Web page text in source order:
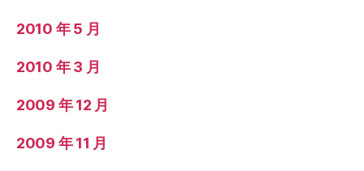
2010 年 5 月
2010 年 3 月
2009 年 12 月
2009 年 11 月